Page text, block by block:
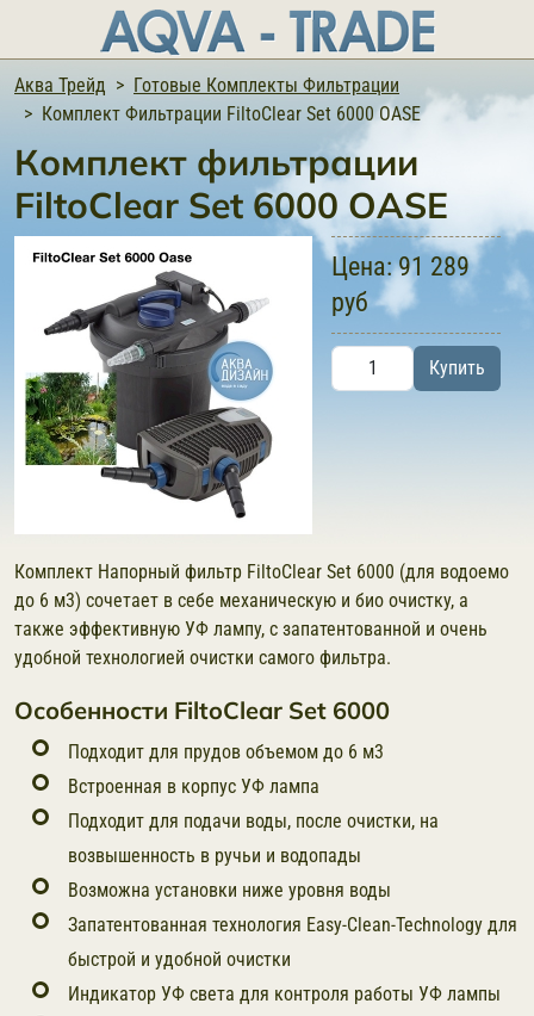
Аква Трейд
Готовые Комплекты Фильтрации
Комплект Фильтрации FiltoClear Set 6000 OASE
Комплект фильтрации
FiltoClear Set 6000 OASE
Цена:91 289
руб
Купить
Комплект Напорный фильтр FiltoClear Set 6000 (для водоемо
до 6 м3) сочетает в себе механическую и био очистку, а
также эффективную УФ лампу, с запатентованной и очень
удобной технологией очистки самого фильтра.
Особенности FiltoClear Set 6000
Подходит для прудов объемом до 6 м3
Встроенная в корпус УФ лампа
Подходит для подачи воды, после очистки, на
возвышенность в ручьи и водопады
Возможна установки ниже уровня воды
Запатентованная технология Easy-Clean-Technology для
быстрой и удобной очистки
Индикатор УФ света для контроля работы УФ лампы